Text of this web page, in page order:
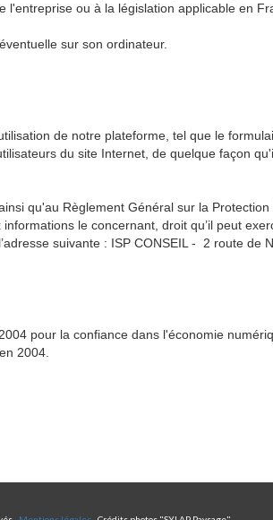
ou à la législation applicable en
sur son ordinateur.
de notre plateforme, tel que le
du site Internet, de quelque façon
qu'au Règlement Général sur la
le concernant, droit qu’il peut
suivante : ISP CONSEIL - 2 route de
pour la confiance dans l'économie
2004.